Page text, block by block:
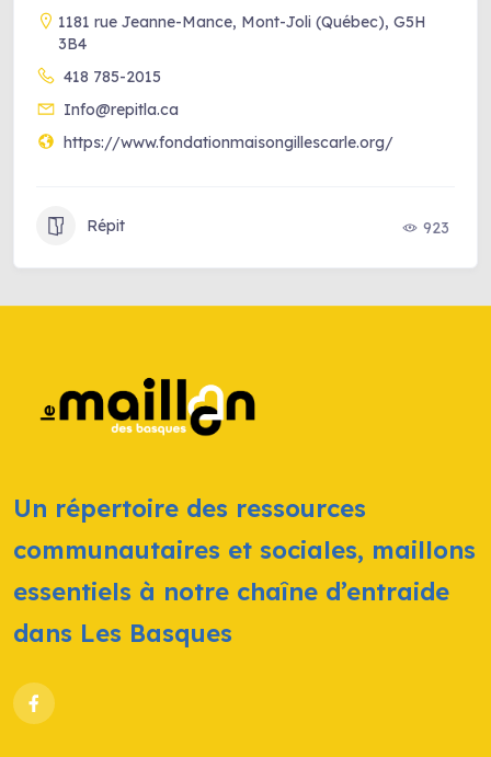
1181 rue Jeanne-Mance, Mont-Joli (Québec), G5H
3B4
418 785-2015
Info@repitla.ca
https://www.fondationmaisongillescarle.org/
Répit 923
Un répertoire des ressources
communautaires et sociales, maillons
essentiels à notre chaîne d’entraide
dans Les Basques